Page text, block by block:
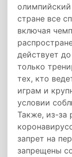
стране все
включая
действует
только
тех, кто
играм и
условии
Также, из-за
запрет на
запрещены